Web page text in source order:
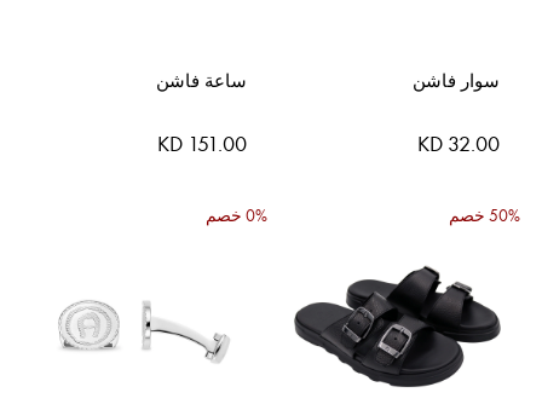
سوار فاشن
KD 32.00
ساعة فاشن
KD 151.00
50% خصم 0% خصم